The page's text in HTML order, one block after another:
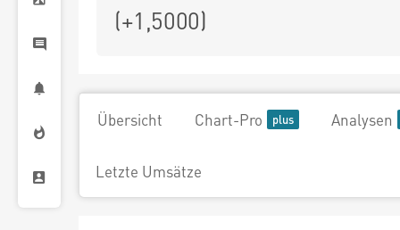
(+1,5000)
Übersicht Chart-Pro Analysen
Letzte Umsätze